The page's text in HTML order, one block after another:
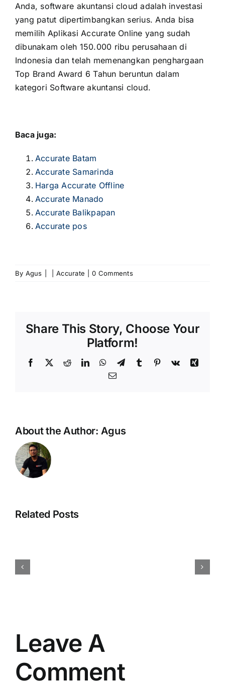
Anda, software akuntansi cloud adalah investasi
yang patut dipertimbangkan serius. Anda bisa
memilih Aplikasi Accurate Online yang sudah
dibunakam oleh 150.000 ribu perusahaan di
Indonesia dan telah memenangkan penghargaan
Top Brand Award 6 Tahun beruntun dalam
kategori Software akuntansi cloud.
Baca juga:
Accurate Batam
Accurate Samarinda
Harga Accurate Offline
Accurate Manado
Accurate Balikpapan
Accurate pos
By Agus Accurate 0 Comments
Share This Story, Choose Your
Platform!
Facebook
X RedditLinkedInWhatsApp
TelegramTumblr Pinterest
Vk
Xing
Email
About the Author: Agus
Related Posts
Leave A
Comment